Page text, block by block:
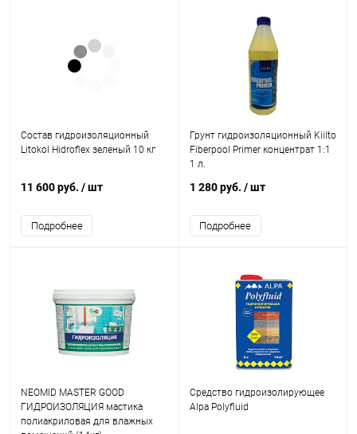
Состав гидроизоляционный
Litokol Hidroflex зеленый 10 кг
11 600 руб. / шт
Подробнее
Грунт гидроизоляционный Kiilto
Fiberpool Primer концентрат 1:1
1 л.
1 280 руб. / шт
Подробнее
NEOMID MASTER GOOD
ГИДРОИЗОЛЯЦИЯ мастика
полиакриловая для влажных
Средство гидроизолирующее
Alpa Polyfluid